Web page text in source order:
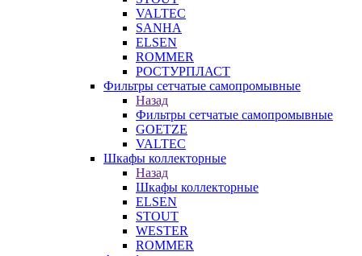
VALTEC
SANHA
ELSEN
ROMMER
РОСТУРПЛАСТ
Фильтры сетчатые самопромывные
Назад
Фильтры сетчатые самопромывные
GOETZE
VALTEC
Шкафы коллекторные
Назад
Шкафы коллекторные
ELSEN
STOUT
WESTER
ROMMER